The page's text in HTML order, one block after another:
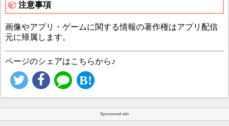
注意事項
画像やアプリ・ゲームに関する情報の著作権はアプリ配信
元に帰属します。
ページのシェアはこちらから♪
Sponsored ads